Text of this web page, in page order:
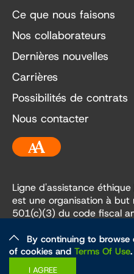
Ce que nous faisons
Nos collaborateurs
Dernières nouvelles
Carrières
Possibilités de contrats
Nous contacter
Ligne d'assistance éthique
est une organisation à
501(c)(3) du code fiscal
Éthique et politiques
By continuing to browse
of cookies and Terms Of Use.
I AGREE